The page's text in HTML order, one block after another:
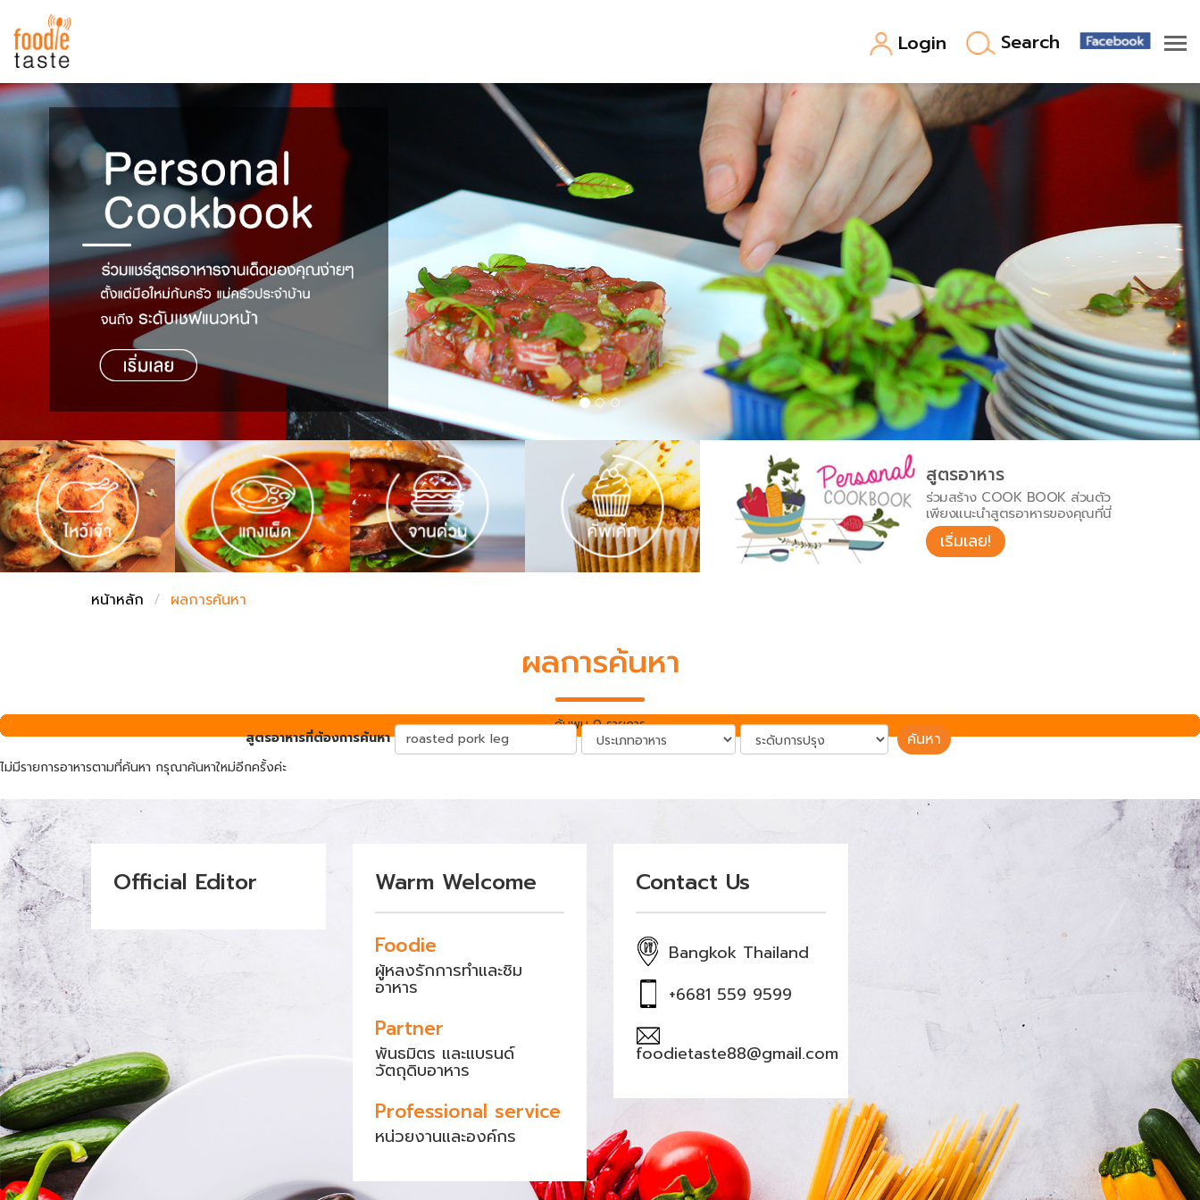
Login Search
สูตรอาหาร
สูตรอาหารล่าสุด
Top Foodie
พาไปชิม
สารพันก้นครัว
เคล็ดลับน่ารู้
เปรียบเทียบหน่วยการตวง
เปรียบเทียบอุณหภูมิ
เปรียบเทียบน้ำหนักวัตถุดิบ
ชั่งตวงเนย
FoodPedia
สร้าง Cookbook
สูตรอาหาร
ร่วมสร้าง COOK BOOK ส่วนตัว
เพียงแนะนำสูตรอาหารของคุณที่นี่
เริ่มเลย!
หน้าหลัก ผลการค้นหา
ผลการค้นหา
สูตรอาหารที่ต้องการค้นหา ค้นหา
ไม่มีรายการอาหารตามที่ค้นหา กรุณาค้นหาใหม่อีกครั้งค่ะ
ค้นพบ 0 รายการ
Official Editor Warm Welcome
Foodie
ผู้หลงรักการทำและชิม
อาหาร
Partner
พันธมิตร และแบรนด์
วัตถุดิบอาหาร
Professional service
หน่วยงานและองค์กร
Contact Us
Bangkok Thailand
+6681 559 9599
foodietaste88@gmail.com